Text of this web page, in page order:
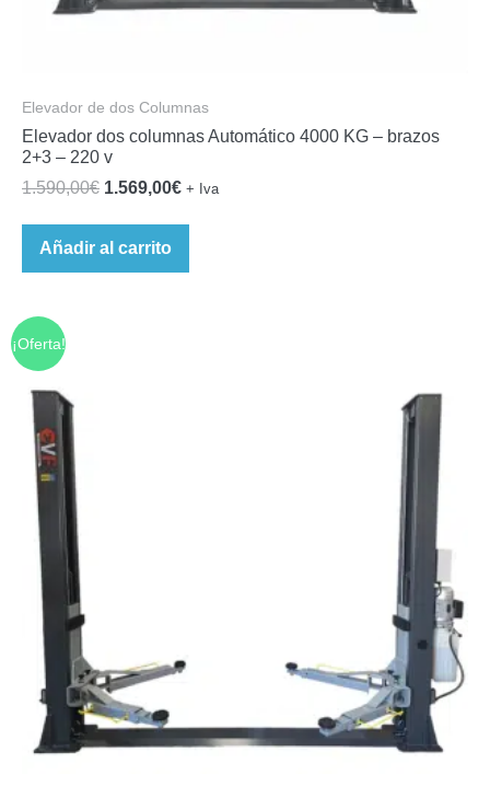
Elevador de dos Columnas
Elevador dos columnas Automático 4000 KG – brazos
2+3 – 220 v
1.590,00€ El
original
era:
1.569,00€El
es:
+ Iva
Añadir al carrito
¡Oferta!